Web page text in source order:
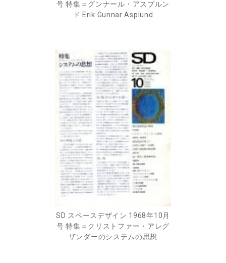
号 特集＝グンナール・アスプルン
ド Erik Gunnar Asplund
SD スペースデザイン 1968年10月
号 特集＝クリストファー・アレグ
ザンダーのシステムの思想